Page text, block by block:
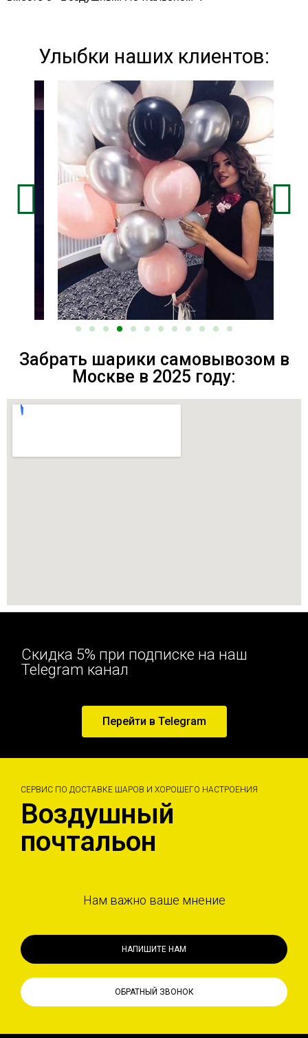
Улыбки наших клиентов:
Забрать шарики самовывозом в
Москве в 2025 году:
Скидка 5% при подписке на наш
Telegram канал
Перейти в Telegram
СЕРВИС ПО ДОСТАВКЕ ШАРОВ И ХОРОШЕГО НАСТРОЕНИЯ
Воздушный
почтальон
Нам важно ваше мнение
НАПИШИТЕ НАМ
ОБРАТНЫЙ ЗВОНОК